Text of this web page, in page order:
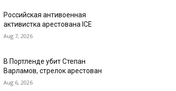
Российская антивоенная
активистка арестована ICE
Aug 7, 2026
В Портленде убит Степан
Варламов, стрелок арестован
Aug 6, 2026